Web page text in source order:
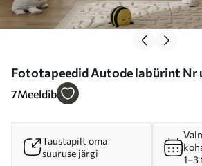
Fototapeedid Autode labürint Nr
7Meeldib
Taustapilt oma
suuruse järgi
1–3